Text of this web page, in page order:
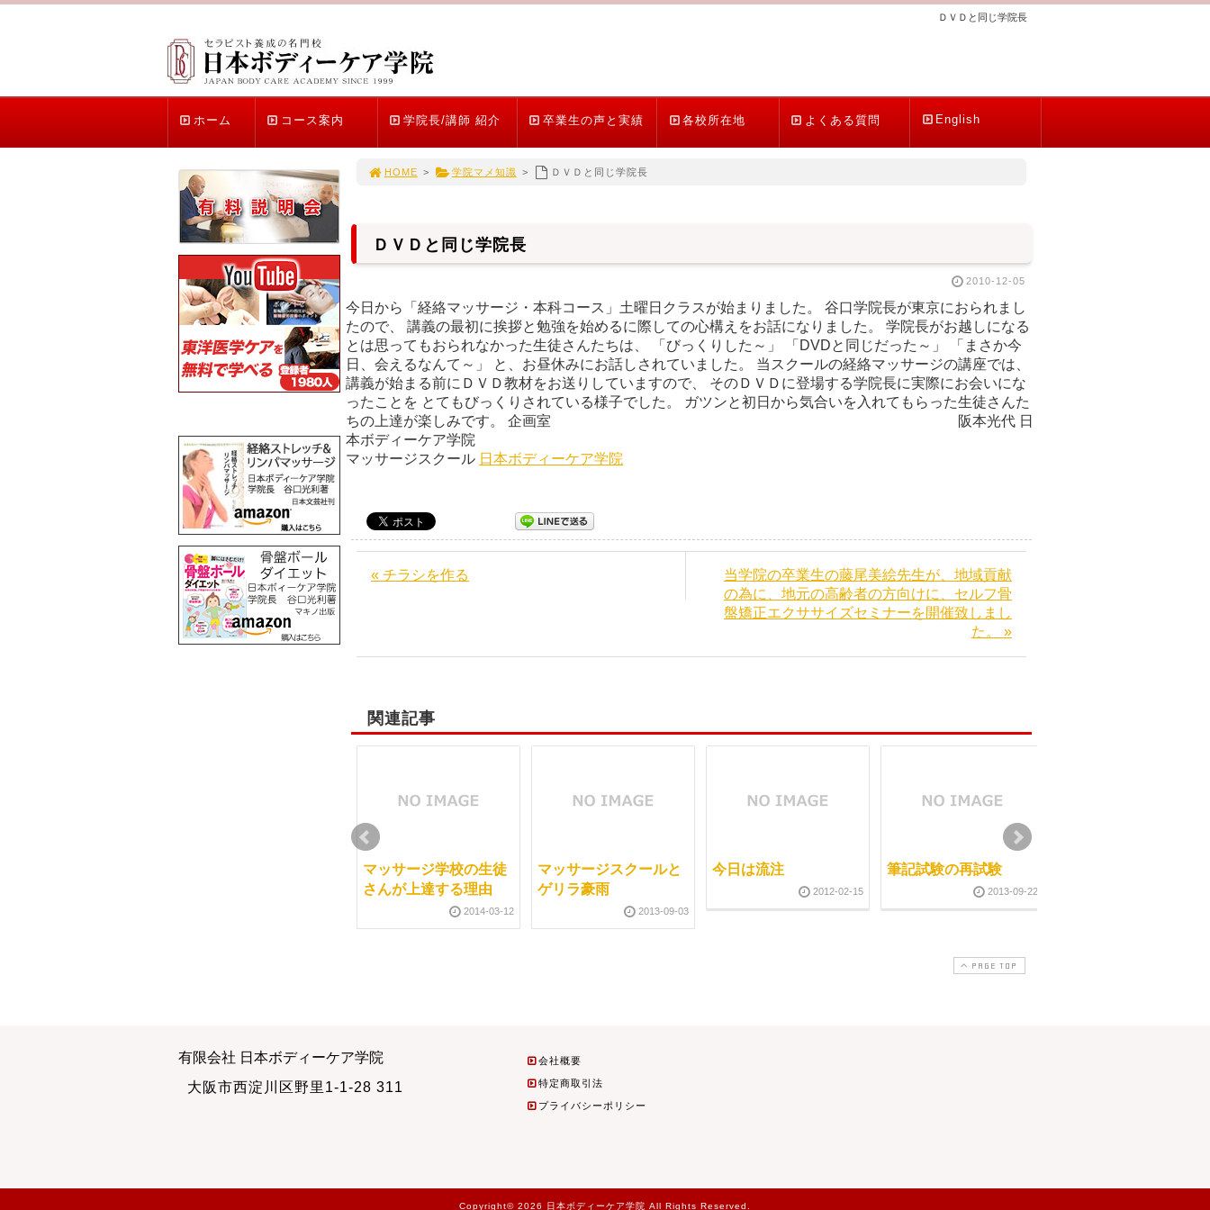
ＤＶＤと同じ学院長
ホーム コース案内 学院長/講師 紹介 卒業生の声と実績 各校所在地 よくある質問 English
HOME > 学院マメ知識 > ＤＶＤと同じ学院長
ＤＶＤと同じ学院長
2010-12-05
今日から「経絡マッサージ・本科コース」土曜日クラスが始まりました。 谷口学院長が東京におられまし
たので、 講義の最初に挨拶と勉強を始めるに際しての心構えをお話になりました。 学院長がお越しになる
とは思ってもおられなかった生徒さんたちは、 「びっくりした～」 「DVDと同じだった～」 「まさか今
日、会えるなんて～」 と、お昼休みにお話しされていました。 当スクールの経絡マッサージの講座では、
講義が始まる前にＤＶＤ教材をお送りしていますので、 そのＤＶＤに登場する学院長に実際にお会いにな
ったことを とてもびっくりされている様子でした。 ガツンと初日から気合いを入れてもらった生徒さんた
ちの上達が楽しみです。 企画室 阪本光代 日
本ボディーケア学院
マッサージスクール 日本ボディーケア学院
« チラシを作る
当学院の卒業生の藤尾美絵先生が、地域貢献
の為に、地元の高齢者の方向けに、セルフ骨
盤矯正エクササイズセミナーを開催致しまし
た。 »
関連記事
マッサージ学校の生徒
さんが上達する理由
2014-03-12
マッサージスクールと
ゲリラ豪雨
2013-09-03
今日は流注
2012-02-15
筆記試験の再試験
2013-09-22
生徒さんとのお付き合
2011-07-09
PAGE TOP
有限会社 日本ボディーケア学院
大阪市西淀川区野里1-1-28 311
会社概要
特定商取引法
プライバシーポリシー
Copyright© 2026 日本ボディーケア学院 All Rights Reserved.